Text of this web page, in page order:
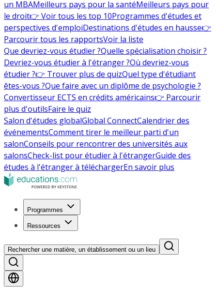
un MBAMeilleurs pays pour la santéMeilleurs pays pour
le droit👉 Voir tous les top 10Programmes d'études et
perspectives d'emploiDestinations d'études en hausse👉
Parcourir tous les rapportsVoir la liste
Que devriez-vous étudier ?Quelle spécialisation choisir ?
Devriez-vous étudier à l'étranger ?Où devriez-vous
étudier ?👉 Trouver plus de quizQuel type d'étudiant
êtes-vous ?Que faire avec un diplôme de psychologie ?
Convertisseur ECTS en crédits américains👉 Parcourir
plus d'outilsFaire le quiz
Salon d'études globalGlobal ConnectCalendrier des
événementsComment tirer le meilleur parti d'un
salonConseils pour rencontrer des universités aux
salonsCheck-list pour étudier à l'étrangerGuide des
études à l'étranger à téléchargerEn savoir plus
Programmes
Ressources
Rechercher une matière, un établissement ou un lieu